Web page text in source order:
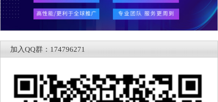
加入QQ群：174796271